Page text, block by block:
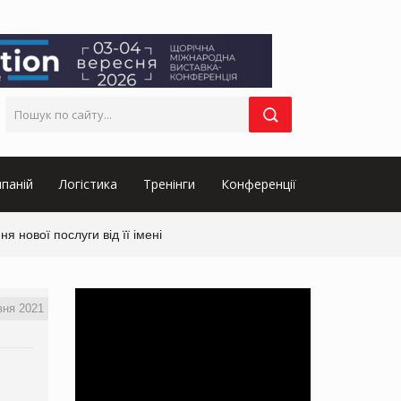
Логістика Тренінги Конференції
послуги від її імені
2021